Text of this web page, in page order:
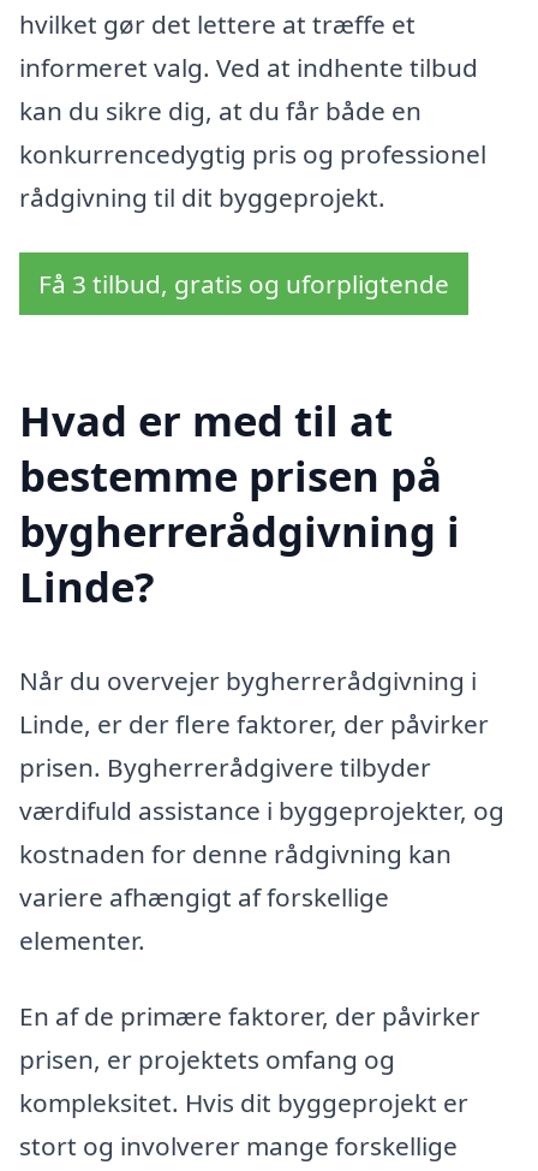
hvilket gør det lettere at træffe et
informeret valg. Ved at indhente tilbud
kan du sikre dig, at du får både en
konkurrencedygtig pris og professionel
rådgivning til dit byggeprojekt.
Få 3 tilbud, gratis og uforpligtende
Hvad er med til at
bestemme prisen på
bygherrerådgivning i
Linde?
Når du overvejer bygherrerådgivning i
Linde, er der flere faktorer, der påvirker
prisen. Bygherrerådgivere tilbyder
værdifuld assistance i byggeprojekter, og
kostnaden for denne rådgivning kan
variere afhængigt af forskellige
elementer.
En af de primære faktorer, der påvirker
prisen, er projektets omfang og
kompleksitet. Hvis dit byggeprojekt er
stort og involverer mange forskellige